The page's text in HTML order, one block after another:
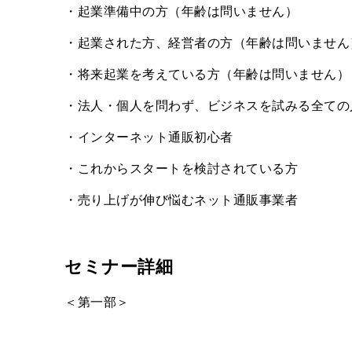
・起業準備中の方（年齢は問いません）
・起業された方、経営者の方（年齢は問いませ
・将来起業を考えている方（年齢は問いません）
・法人・個人を問わず、ビジネスを試みる全て
・インターネット通販初心者
・これからスタートを検討されている方
・売り上げが伸び悩むネット通販事業者
セミナー詳細
＜第一部＞